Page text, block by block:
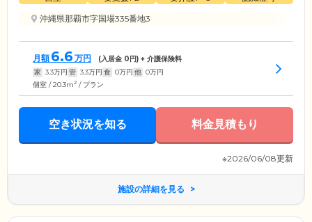
沖縄県那覇市字国場335番地3
月額 6.6 万円 (入居金 0円) + 介護保険料
家 3.3万円 管 3.3万円 食 0万円 他 0万円
個室 / 20.3m2 / プラン
空き状況を知る 料金見積もり
※2026/06/08更新
施設の詳細を見る